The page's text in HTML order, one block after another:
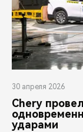
30 апреля 2026
Chery
ударами